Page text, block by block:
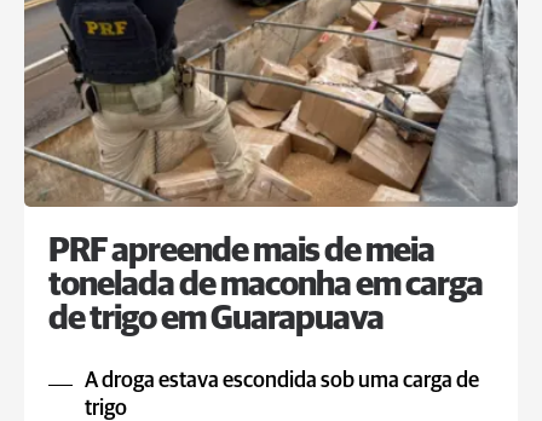
PRF apreende mais de meia
tonelada de maconha em carga
de trigo em Guarapuava
A droga estava escondida sob uma carga de
trigo